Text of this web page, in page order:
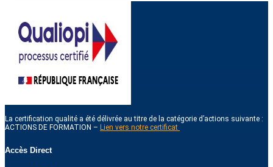
La certification qualité a été délivrée au titre de la catégorie d’actions suivante :
ACTIONS DE FORMATION – Lien vers notre certificat
Accès Direct